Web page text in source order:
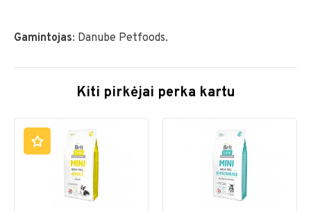
Gamintojas: Danube Petfoods.
Kiti pirkėjai perka kartu